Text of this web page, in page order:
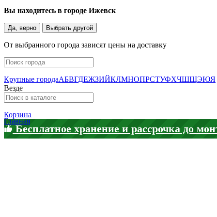
Вы находитесь в городе Ижевск
Да, верно Выбрать другой
От выбранного города зависят цены на доставку
Крупные городаАБВГДЕЖЗИЙКЛМНОПРСТУФХЧШЩЭЮЯ
Везде
Корзина
Бесплатное хранение и рассрочка до
Главная